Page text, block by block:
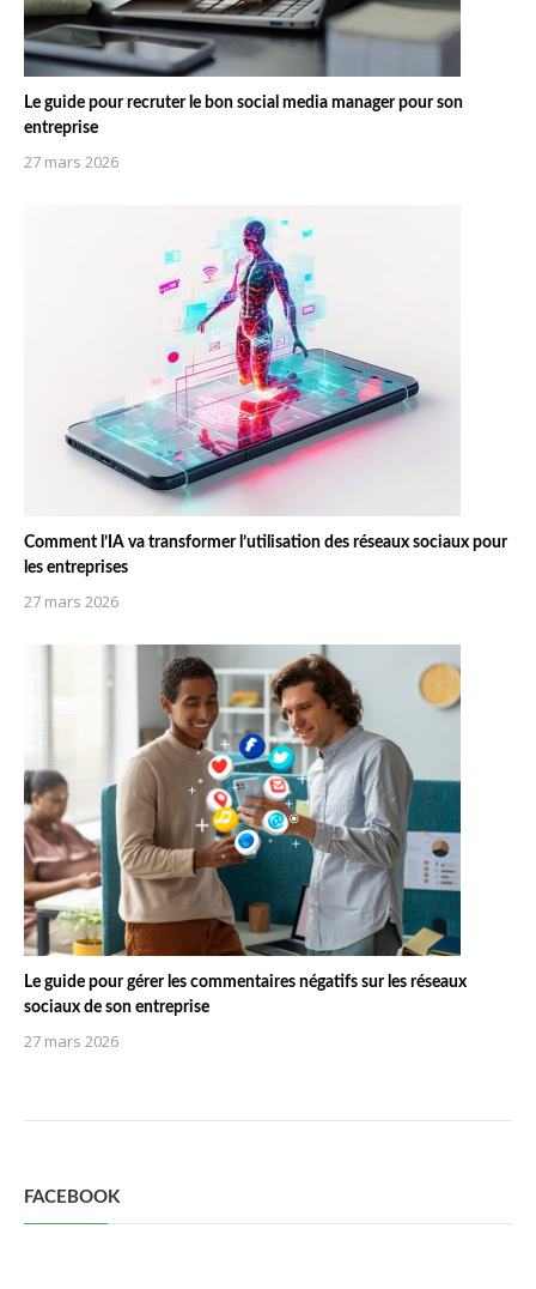
Le guide pour recruter le bon social media manager pour son
entreprise
27 mars 2026
Comment l’IA va transformer l’utilisation des réseaux sociaux pour
les entreprises
27 mars 2026
Le guide pour gérer les commentaires négatifs sur les réseaux
sociaux de son entreprise
27 mars 2026
FACEBOOK